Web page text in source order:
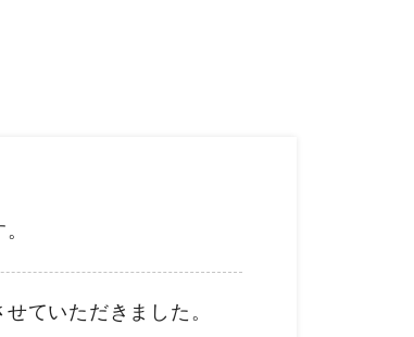
ていただきました。